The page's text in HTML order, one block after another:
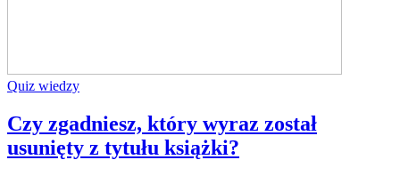
Quiz wiedzy
Czy zgadniesz, który wyraz został
usunięty z tytułu książki?